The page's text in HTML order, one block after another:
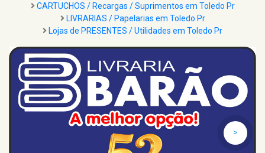
>
CARTUCHOS / Recargas / Suprimentos em Toledo Pr
LIVRARIAS / Papelarias em Toledo Pr
Lojas de PRESENTES / Utilidades em Toledo Pr